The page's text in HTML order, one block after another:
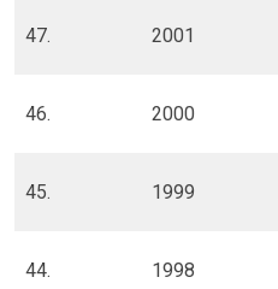
47.​ ​2001
46.​ ​2000
45.​ 1999
44.​ 1998